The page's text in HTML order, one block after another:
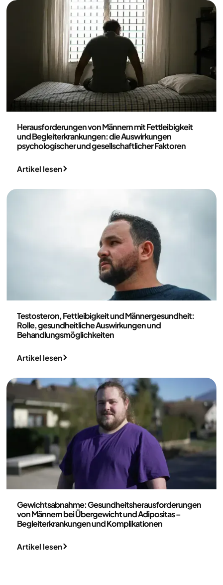
Herausforderungen von Männern mit Fettleibigkeit
und Begleiterkrankungen: die Auswirkungen
psychologischer und gesellschaftlicher Faktoren
Artikel lesen
Testosteron, Fettleibigkeit und Männergesundheit:
Rolle, gesundheitliche Auswirkungen und
Behandlungsmöglichkeiten
Artikel lesen
Gewichtsabnahme: Gesundheitsherausforderungen
von Männern bei Übergewicht und Adipositas –
Begleiterkrankungen und Komplikationen
Artikel lesen